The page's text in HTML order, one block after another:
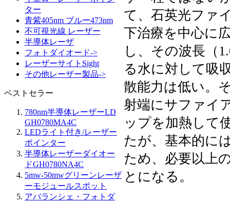
ター
青紫405nm ブルー473nm
不可視光線 レーザー
半導体レーザ
フォトダイオード->
レーザーサイトSight
その他レーザー製品->
ベストセラー
780nm半導体レーザーLD
GH0780MA4C
LEDライト付き/レーザー
ポインター
半導体レーザーダイオー
ドGH0780NA4C
5mw-50mwグリーンレーザ
ーモジュールスポット
アバランシェ・フォトダ
て、石英光ファ
下治療を中心に
し、その波長（
る水に対して吸
散能力は低い。
射端にサファイ
ップを加熱して
たが、基本的に
ため、必要以上
とになる。